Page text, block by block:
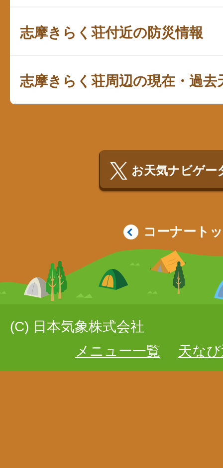
志摩きらく荘付近の防災情報
志摩きらく荘周辺の現在・過去
お天気ナビゲー
コーナート
(C) 日本気象株式会社
メニュー一覧
天な